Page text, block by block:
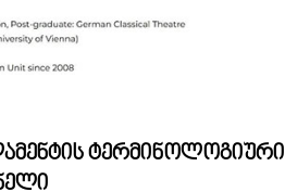
ტერმინოლოგიური